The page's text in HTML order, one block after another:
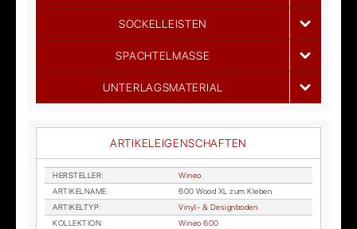
SOCKELLEISTEN
SPACHTELMASSE
UNTERLAGSMATERIAL
ARTIKELEIGENSCHAFTEN
HER­STEL­LER:
Wi­neo
AR­TI­KEL­NA­ME:
600 Wood XL zum Kle­ben
AR­TI­KEL­TYP:
Vi­nyl- & De­sign­bo­den
KOL­LEK­TI­ON:
Wi­neo 600